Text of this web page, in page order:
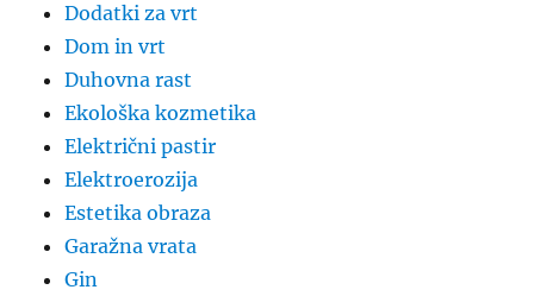
Dodatki za vrt
Dom in vrt
Duhovna rast
Ekološka kozmetika
Električni pastir
Elektroerozija
Estetika obraza
Garažna vrata
Gin